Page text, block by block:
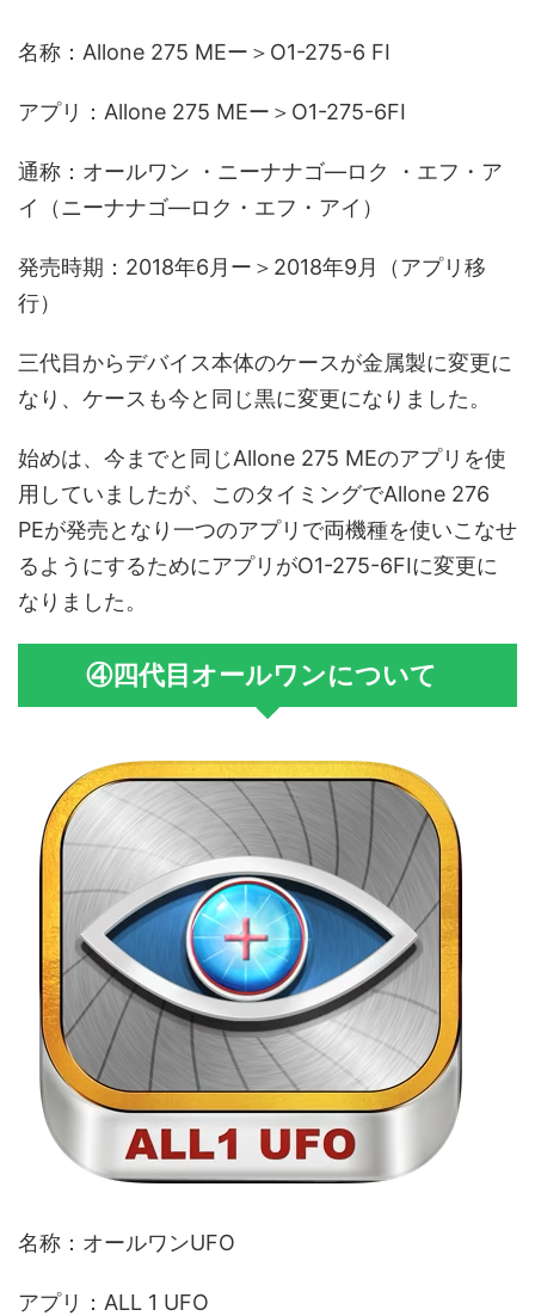
名称：Allone 275 MEー＞O1-275-6 FI
アプリ：Allone 275 MEー＞O1-275-6FI
通称：オールワン ・ニーナナゴ―ロク ・エフ・ア
イ（ニーナナゴ―ロク・エフ・アイ）
発売時期：2018年6月ー＞2018年9月（アプリ移
行）
三代目からデバイス本体のケースが金属製に変更に
なり、ケースも今と同じ黒に変更になりました。
始めは、今までと同じAllone 275 MEのアプリを使
用していましたが、このタイミングでAllone 276
PEが発売となり一つのアプリで両機種を使いこなせ
るようにするためにアプリがO1-275-6FIに変更に
なりました。
④四代目オールワンについて
名称：オールワンUFO
アプリ：ALL 1 UFO